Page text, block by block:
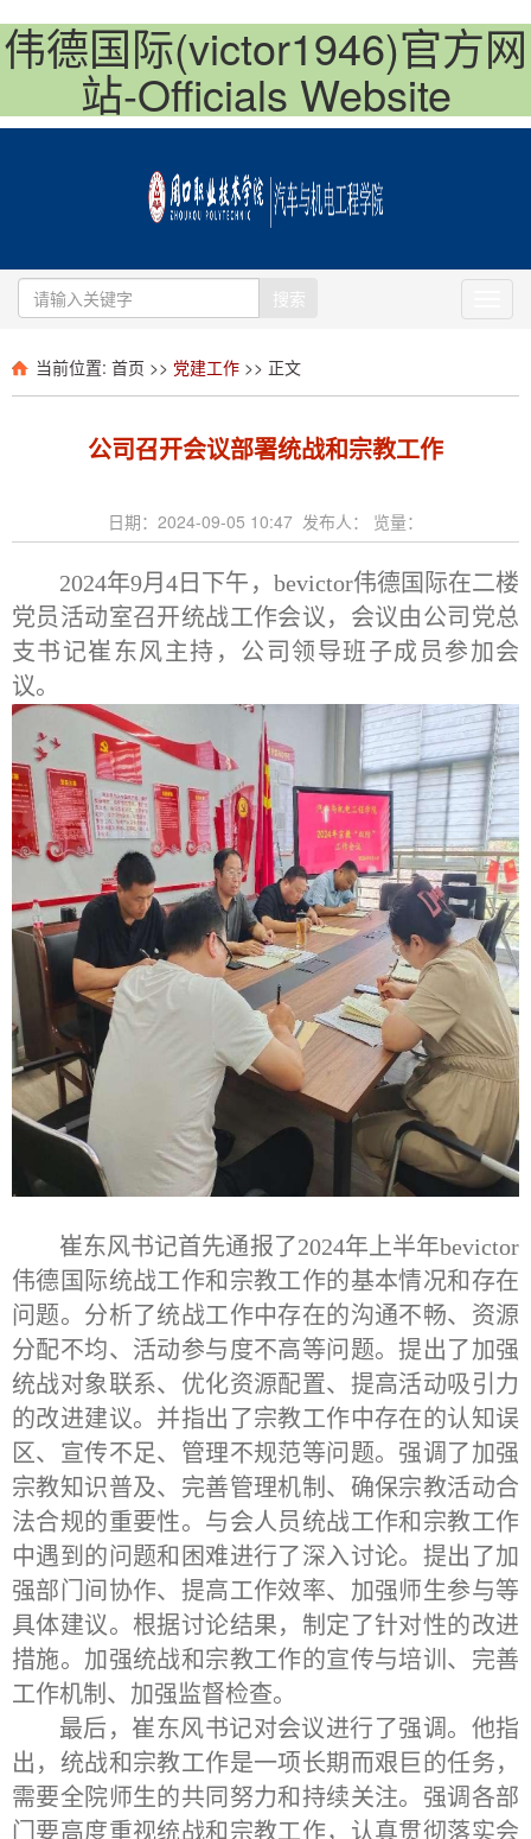
伟德国际(victor1946)官方网
站-Officials Website
搜索
当前位置: 首页 >> 党建工作 >> 正文
公司召开会议部署统战和宗教工作
日期：2024-09-05 10:47 发布人： 览量：
2024年9月4日下午，bevictor伟德国际在二楼
党员活动室召开统战工作会议，会议由公司党总
支书记崔东风主持，公司领导班子成员参加会
议。
崔东风书记首先通报了2024年上半年bevictor
伟德国际统战工作和宗教工作的基本情况和存在
问题。分析了统战工作中存在的沟通不畅、资源
分配不均、活动参与度不高等问题。提出了加强
统战对象联系、优化资源配置、提高活动吸引力
的改进建议。并指出了宗教工作中存在的认知误
区、宣传不足、管理不规范等问题。强调了加强
宗教知识普及、完善管理机制、确保宗教活动合
法合规的重要性。与会人员统战工作和宗教工作
中遇到的问题和困难进行了深入讨论。提出了加
强部门间协作、提高工作效率、加强师生参与等
具体建议。根据讨论结果，制定了针对性的改进
措施。加强统战和宗教工作的宣传与培训、完善
工作机制、加强监督检查。
最后，崔东风书记对会议进行了强调。他指
出，统战和宗教工作是一项长期而艰巨的任务，
需要全院师生的共同努力和持续关注。强调各部
门要高度重视统战和宗教工作，认真贯彻落实会